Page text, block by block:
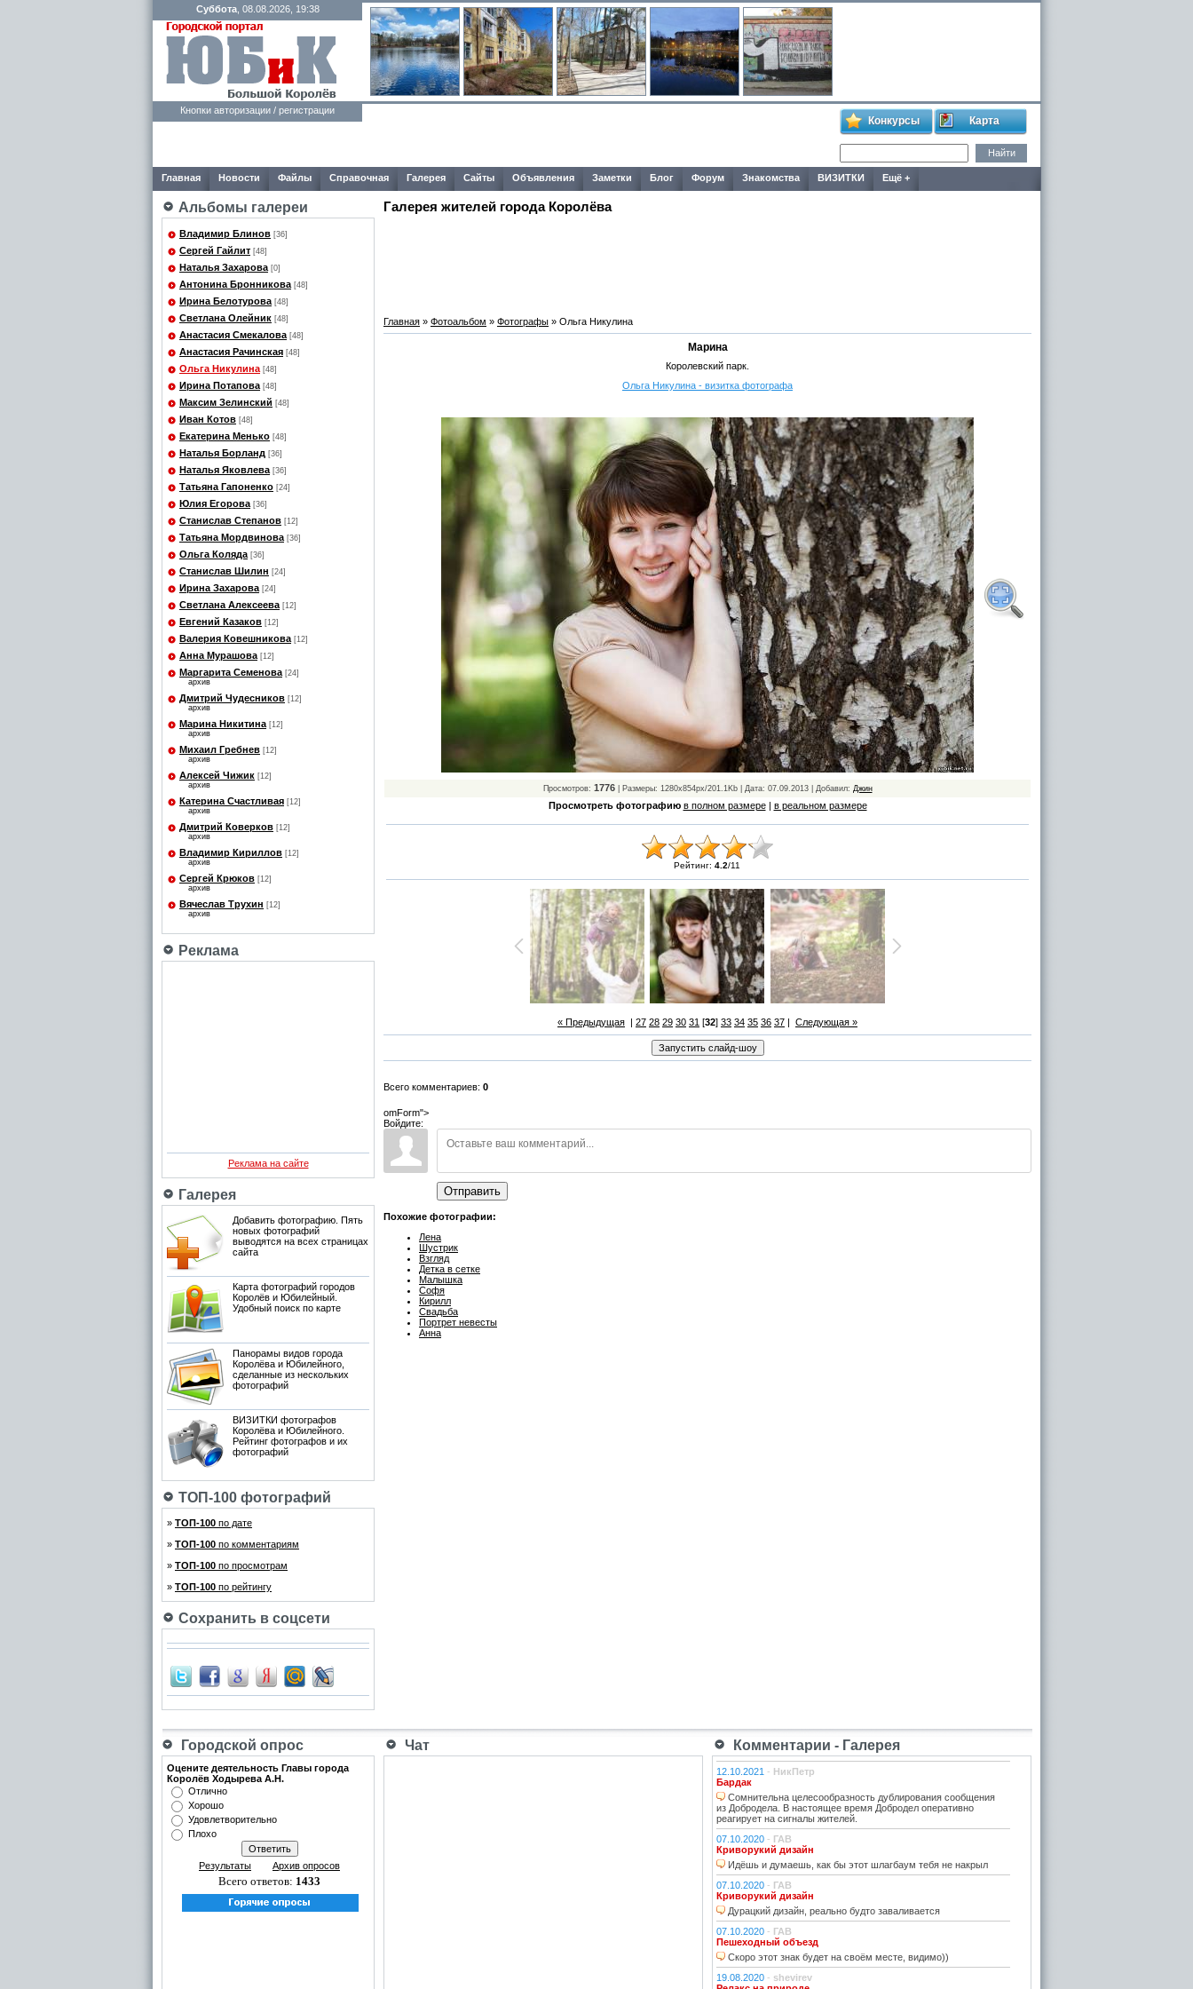
Суббота, 08.08.2026, 19:38
Кнопки авторизации / регистрации
Конкурсы Карта
Главная Новости Файлы Справочная Галерея Сайты Объявления Заметки Блог Форум Знакомства ВИЗИТКИ Ещё +
Альбомы галереи
Владимир Блинов [36]
Сергей Гайлит [48]
Наталья Захарова [0]
Антонина Бронникова [48]
Ирина Белотурова [48]
Светлана Олейник [48]
Анастасия Смекалова [48]
Анастасия Рачинская [48]
Ольга Никулина [48]
Ирина Потапова [48]
Максим Зелинский [48]
Иван Котов [48]
Екатерина Менько [48]
Наталья Борланд [36]
Наталья Яковлева [36]
Татьяна Гапоненко [24]
Юлия Егорова [36]
Станислав Степанов [12]
Татьяна Мордвинова [36]
Ольга Коляда [36]
Станислав Шилин [24]
Ирина Захарова [24]
Светлана Алексеева [12]
Евгений Казаков [12]
Валерия Ковешникова [12]
Анна Мурашова [12]
Маргарита Семенова [24]
архив
Дмитрий Чудесников [12]
архив
Марина Никитина [12]
архив
Михаил Гребнев [12]
архив
Алексей Чижик [12]
архив
Катерина Счастливая [12]
архив
Дмитрий Коверков [12]
архив
Владимир Кириллов [12]
архив
Сергей Крюков [12]
архив
Вячеслав Трухин [12]
архив
Реклама
Реклама на сайте
Галерея
Добавить фотографию. Пять
новых фотографий
выводятся на всех страницах
сайта
Карта фотографий городов
Королёв и Юбилейный.
Удобный поиск по карте
Панорамы видов города
Королёва и Юбилейного,
сделанные из нескольких
фотографий
ВИЗИТКИ фотографов
Королёва и Юбилейного.
Рейтинг фотографов и их
фотографий
ТОП-100 фотографий
» ТОП-100 по дате
» ТОП-100 по комментариям
» ТОП-100 по просмотрам
» ТОП-100 по рейтингу
Сохранить в соцсети
Галерея жителей города Королёва
Главная » Фотоальбом » Фотографы » Ольга Никулина
Марина
Королевский парк.
Ольга Никулина - визитка фотографа
Просмотров: 1776| Размеры: 1280x854px/201.1Kb | Дата: 07.09.2013 | Добавил: Джин
Просмотреть фотографию в полном размере| в реальном размере
Рейтинг: 4.2/11
« Предыдущая | 27 28 29 30 31 [32] 33 34 35 36 37 | Следующая »
Всего комментариев: 0
omForm">
Войдите:
Отправить
Похожие фотографии:
Лена
Шустрик
Взгляд
Детка в сетке
Малышка
Софя
Кирилл
Свадьба
Портрет невесты
Анна
Городской опрос Чат Комментарии - Галерея
Оцените деятельность Главы города
Королёв Ходырева А.Н.
Отлично
Хорошо
Удовлетворительно
Плохо
Результаты Архив опросов
Всего ответов: 1433
12.10.2021 - НикПетр
Бардак
Сомнительна целесообразность дублирования сообщения
из Добродела. В настоящее время Добродел оперативно
реагирует на сигналы жителей.
07.10.2020 - ГАВ
Криворукий дизайн
Идёшь и думаешь, как бы этот шлагбаум тебя не накрыл
07.10.2020 - ГАВ
Криворукий дизайн
Дурацкий дизайн, реально будто заваливается
07.10.2020 - ГАВ
Пешеходный объезд
Скоро этот знак будет на своём месте, видимо))
19.08.2020 - shevirev